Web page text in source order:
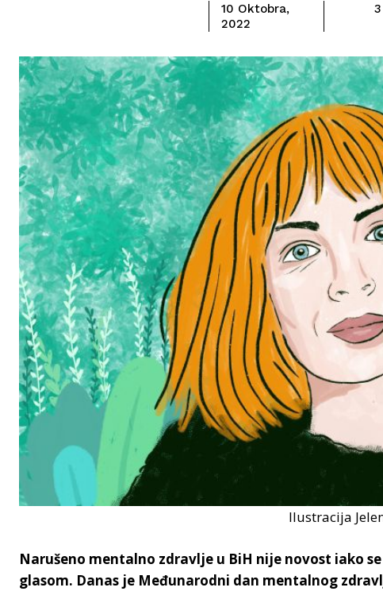
10 Oktobra,
2022
3
Ilustracija
Narušeno mentalno zdravlje u BiH nije novost iako
glasom. Danas je Međunarodni dan mentalnog